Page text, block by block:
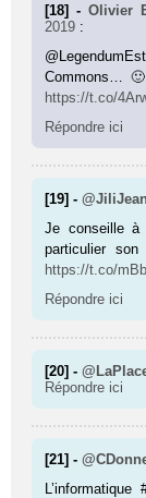
[18] - Olivier
2019 :
Commons…
https://t.co/
Répondre ici
[19] -
Je conseille à
particulier
https://t.co/
Répondre ici
[20] -
Répondre ici
[21] -